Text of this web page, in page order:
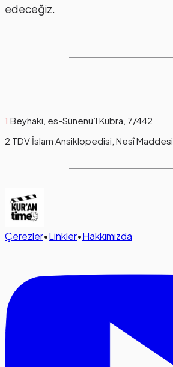
edeceğiz.
1 Beyhaki, es-Sünenü’l Kübra, 7/442
2 TDV İslam Ansiklopedisi, Nesî Maddesi
Çerezler•Linkler•Hakkımızda